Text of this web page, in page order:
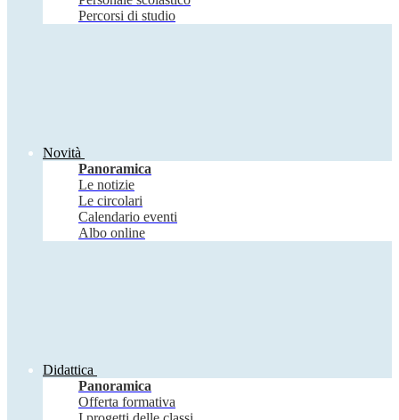
Percorsi di studio
Novità
Panoramica
Le notizie
Le circolari
Calendario eventi
Albo online
Didattica
Panoramica
Offerta formativa